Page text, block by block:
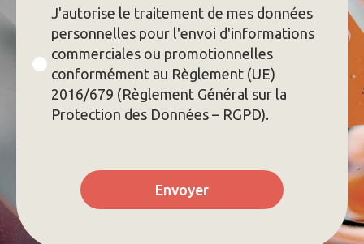
RGPD
J'autorise le traitement de mes données
personnelles pour l'envoi d'informations
commerciales ou promotionnelles
conformément au Règlement (UE)
2016/679 (Règlement Général sur la
Protection des Données – RGPD).
Envoyer